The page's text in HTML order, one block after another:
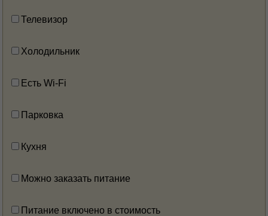
Телевизор
Холодильник
Есть Wi-Fi
Парковка
Кухня
Можно заказать питание
Питание включено в стоимость